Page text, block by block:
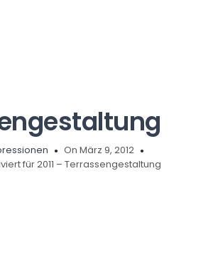
On März 9, 2012
für 2011 – Terrassengestaltung